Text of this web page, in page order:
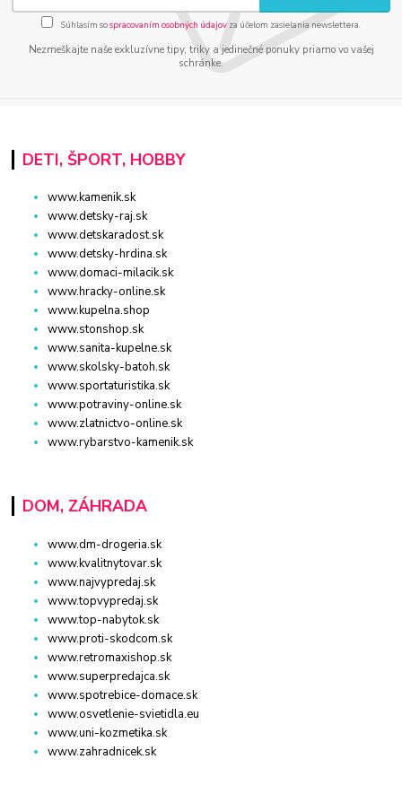
Súhlasím sospracovaním osobných údajov za účelom zasielania newslettera.
Nezmeškajte naše exkluzívne tipy, triky a jedinečné ponuky priamo vo vašej
schránke.
DETI, ŠPORT, HOBBY
www.kamenik.sk
www.detsky-raj.sk
www.detskaradost.sk
www.detsky-hrdina.sk
www.domaci-milacik.sk
www.hracky-online.sk
www.kupelna.shop
www.stonshop.sk
www.sanita-kupelne.sk
www.skolsky-batoh.sk
www.sportaturistika.sk
www.potraviny-online.sk
www.zlatnictvo-online.sk
www.rybarstvo-kamenik.sk
DOM, ZÁHRADA
www.dm-drogeria.sk
www.kvalitnytovar.sk
www.najvypredaj.sk
www.topvypredaj.sk
www.top-nabytok.sk
www.proti-skodcom.sk
www.retromaxishop.sk
www.superpredajca.sk
www.spotrebice-domace.sk
www.osvetlenie-svietidla.eu
www.uni-kozmetika.sk
www.zahradnicek.sk